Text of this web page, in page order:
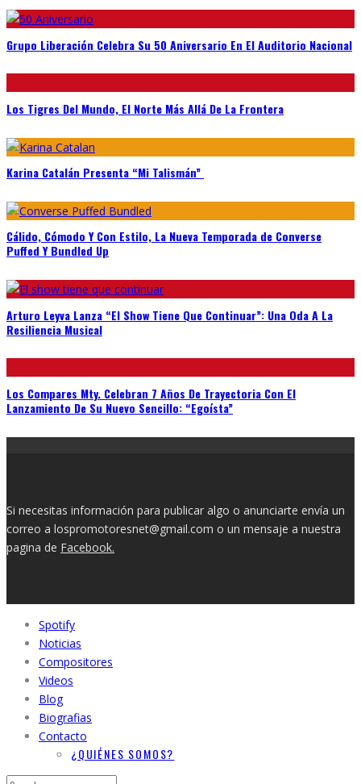
Grupo Liberación Celebra Su 50 Aniversario En El Auditorio Nacional
Los Tigres Del Mundo, El Norte Más Allá De La Frontera
Karina Catalán Presenta “Mi Talismán”
Cálido, Cómodo Y Con Estilo, La Nueva Temporada de Converse
Puffed Y Bundled Up
Arturo Leyva Lanza “El Show Tiene Que Continuar”: Una Oda A La
Resiliencia Musical
Los Compares Mty. Celebran 7 Años De Trayectoria Con El
Lanzamiento De Su Nuevo Sencillo: “Egoísta”
Si necesitas información para publicar algo o anunciarte envía un
correo a lospromotoresnet@gmail.com o un mensaje a nuestra
pagina de Facebook.
Spotify
Noticias
Compositores
Videos
Blog
Biografias
Contacto
¿QUIÉNES SOMOS?